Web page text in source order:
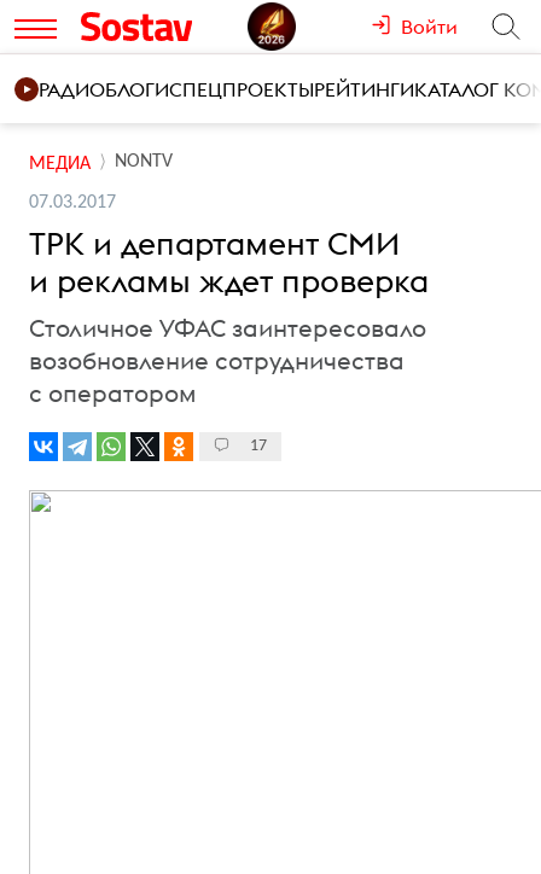
Войти
РАДИОБЛОГИСПЕЦПРОЕКТЫРЕЙТИНГИКАТАЛОГ
МЕДИА NONTV
07.03.2017
ТРК и департамент СМИ
и рекламы ждет проверка
Столичное УФАС заинтересовало
возобновление сотрудничества
с оператором
17